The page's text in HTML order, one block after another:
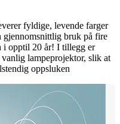
fyldige, levende farger
gjennomsnittlig bruk på fire
i opptil 20 år! I tillegg er
lampeprojektor, slik at
oppsluken